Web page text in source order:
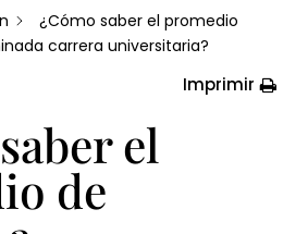
¿Cómo saber el promedio
carrera universitaria?
Imprimir
el
de